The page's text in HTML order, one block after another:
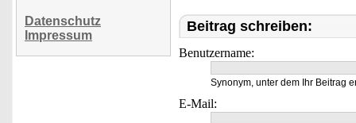
Datenschutz
Impressum
Beitrag schreiben:
Benutzername:
Synonym, unter dem Ihr Beitrag
E-Mail: